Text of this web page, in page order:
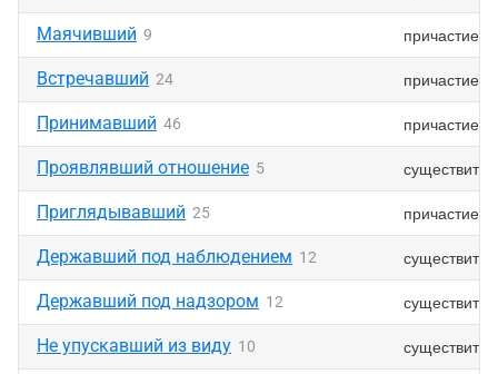
Маячивший 9 причастие
Встречавший 24 причастие
Принимавший 46 причастие
Проявлявший отношение 5
Приглядывавший 25 причастие
Державший под наблюдением 12
Державший под надзором 12
Не упускавший из виду 10